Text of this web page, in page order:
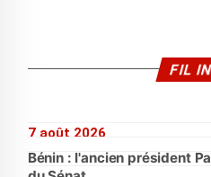
FIL
7 août 2026
Bénin : l'ancien président